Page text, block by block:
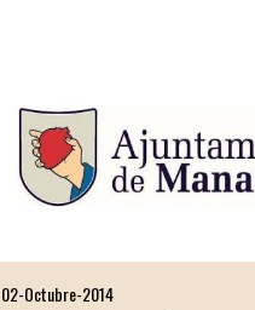
02-Octubre-2014